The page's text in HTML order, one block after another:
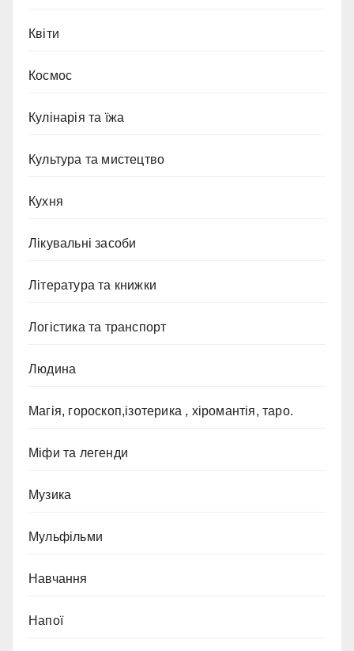
Квіти
Космос
Кулінарія та їжа
Культура та мистецтво
Кухня
Лікувальні засоби
Література та книжки
Логістика та транспорт
Людина
Магія, гороскоп,ізотерика , хіромантія, таро.
Міфи та легенди
Музика
Мульфільми
Навчання
Напої